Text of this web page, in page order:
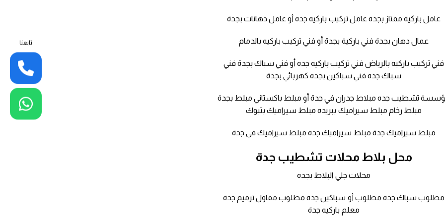
عامل باركية ممتاز بجده عامل تركيب باركيه جده أو عامل دهانات بجدة
عمال دهان بجدة فني باركية بجدة أو فني تركيب باركيه بالدمام
فني تركيب باركيه بالرياض فني تركيب باركيه جده أو فني سباك بجدة فني
سباك جده فني سباكين بجده كهربائي بجدة
تشطيب جده مبلاط جدران في جدة أو مبلط باكستاني مبلط بجدة
مبلط رخام مبلط سيراميك ببريده مبلط سيراميك بتبوك
مبلط سيراميك جدة مبلط سيراميك جده مبلط سيراميك في جدة
محل بلاط محلات تشطيب جدة
محلات جلي البلاط بجده
مطلوب سباك جدة مطلوب أو سباكين جده مطلوب مقاول ترميم جدة
معلم باركيه جدة
تابعنا